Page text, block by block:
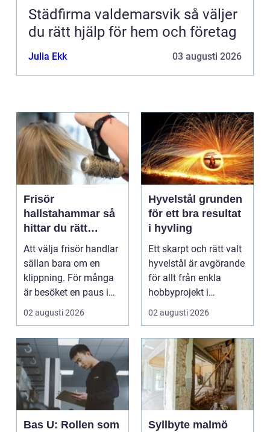
Städfirma valdemarsvik så väljer
du rätt hjälp för hem och företag
Julia Ekk 03 augusti 2026
Frisör
hallstahammar så
hittar du rätt
salong för stil,
kvalitet och känsla
Att välja frisör handlar
sällan bara om en
klippning. För många
är besöket en paus i
vardagen, ett s...
02 augusti 2026
Hyvelstål grunden
för ett bra resultat
i hyvling
Ett skarpt och rätt valt
hyvelstål är avgörande
för allt från enkla
hobbyprojekt i
verkstaden till k...
02 augusti 2026
Bas U: Rollen som
Syllbyte malmö